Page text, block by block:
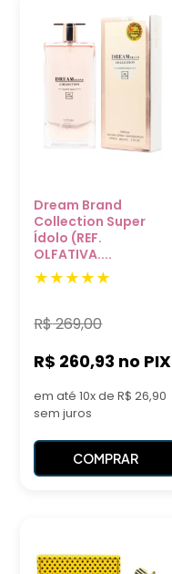
Dream Brand
Collection Super
Ídolo (REF.
OLFATIVA....
R$269,00
R$ 260,93 no PIX
em até 10x de R$ 26,90
sem juros
COMPRAR